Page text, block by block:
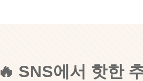
🔥 SNS에서 핫한